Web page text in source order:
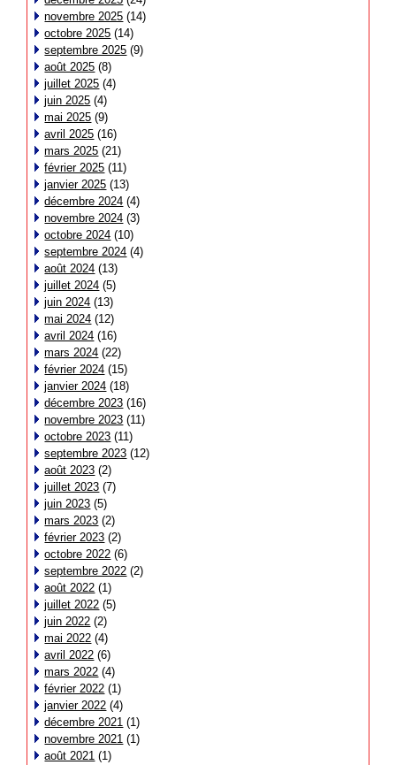
novembre 2025 (14)
octobre 2025 (14)
septembre 2025 (9)
août 2025 (8)
juillet 2025 (4)
juin 2025 (4)
mai 2025 (9)
avril 2025 (16)
mars 2025 (21)
février 2025 (11)
janvier 2025 (13)
décembre 2024 (4)
novembre 2024 (3)
octobre 2024 (10)
septembre 2024 (4)
août 2024 (13)
juillet 2024 (5)
juin 2024 (13)
mai 2024 (12)
avril 2024 (16)
mars 2024 (22)
février 2024 (15)
janvier 2024 (18)
décembre 2023 (16)
novembre 2023 (11)
octobre 2023 (11)
septembre 2023 (12)
août 2023 (2)
juillet 2023 (7)
juin 2023 (5)
mars 2023 (2)
février 2023 (2)
octobre 2022 (6)
septembre 2022 (2)
août 2022 (1)
juillet 2022 (5)
juin 2022 (2)
mai 2022 (4)
avril 2022 (6)
mars 2022 (4)
février 2022 (1)
janvier 2022 (4)
décembre 2021 (1)
novembre 2021 (1)
août 2021 (1)